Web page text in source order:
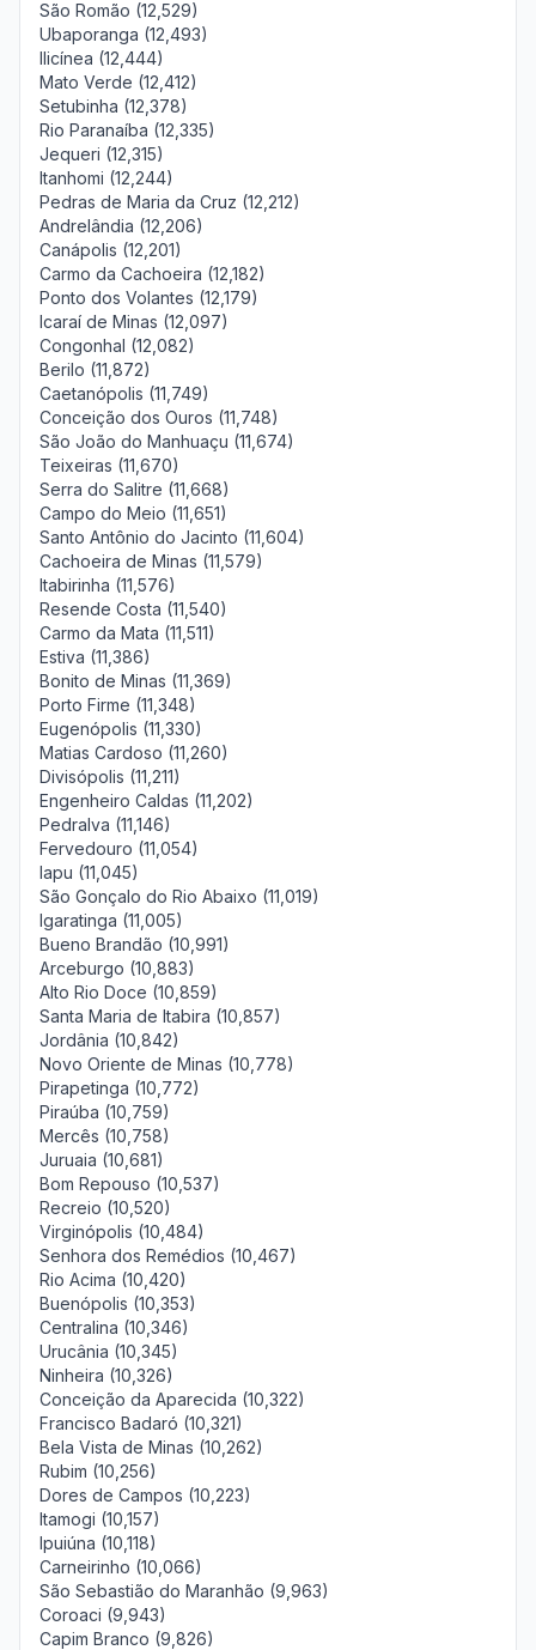
São Romão (12,529)
Ubaporanga (12,493)
Ilicínea (12,444)
Mato Verde (12,412)
Setubinha (12,378)
Rio Paranaíba (12,335)
Jequeri (12,315)
Itanhomi (12,244)
Pedras de Maria da Cruz (12,212)
Andrelândia (12,206)
Canápolis (12,201)
Carmo da Cachoeira (12,182)
Ponto dos Volantes (12,179)
Icaraí de Minas (12,097)
Congonhal (12,082)
Berilo (11,872)
Caetanópolis (11,749)
Conceição dos Ouros (11,748)
São João do Manhuaçu (11,674)
Teixeiras (11,670)
Serra do Salitre (11,668)
Campo do Meio (11,651)
Santo Antônio do Jacinto (11,604)
Cachoeira de Minas (11,579)
Itabirinha (11,576)
Resende Costa (11,540)
Carmo da Mata (11,511)
Estiva (11,386)
Bonito de Minas (11,369)
Porto Firme (11,348)
Eugenópolis (11,330)
Matias Cardoso (11,260)
Divisópolis (11,211)
Engenheiro Caldas (11,202)
Pedralva (11,146)
Fervedouro (11,054)
Iapu (11,045)
São Gonçalo do Rio Abaixo (11,019)
Igaratinga (11,005)
Bueno Brandão (10,991)
Arceburgo (10,883)
Alto Rio Doce (10,859)
Santa Maria de Itabira (10,857)
Jordânia (10,842)
Novo Oriente de Minas (10,778)
Pirapetinga (10,772)
Piraúba (10,759)
Mercês (10,758)
Juruaia (10,681)
Bom Repouso (10,537)
Recreio (10,520)
Virginópolis (10,484)
Senhora dos Remédios (10,467)
Rio Acima (10,420)
Buenópolis (10,353)
Centralina (10,346)
Urucânia (10,345)
Ninheira (10,326)
Conceição da Aparecida (10,322)
Francisco Badaró (10,321)
Bela Vista de Minas (10,262)
Rubim (10,256)
Dores de Campos (10,223)
Itamogi (10,157)
Ipuiúna (10,118)
Carneirinho (10,066)
São Sebastião do Maranhão (9,963)
Coroaci (9,943)
Capim Branco (9,826)